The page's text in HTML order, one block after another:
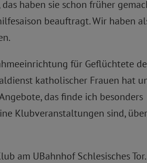
haben sie schon früher
beauftragt. Wir haben
für Geflüchtete
katholischer Frauen hat
das finde ich besonders
Klubveranstaltungen sind,
am UBahnhof Schlesisches